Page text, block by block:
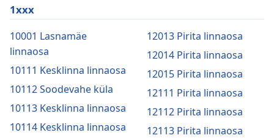
1xxx
10001 Lasnamäe
linnaosa
10111 Kesklinna linnaosa
10112 Soodevahe küla
10113 Kesklinna linnaosa
10114 Kesklinna linnaosa
12013 Pirita linnaosa
12014 Pirita linnaosa
12015 Pirita linnaosa
12111 Pirita linnaosa
12112 Pirita linnaosa
12113 Pirita linnaosa